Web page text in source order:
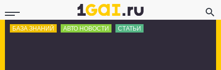
БАЗА ЗНАНИЙ АВТО НОВОСТИ СТАТЬИ